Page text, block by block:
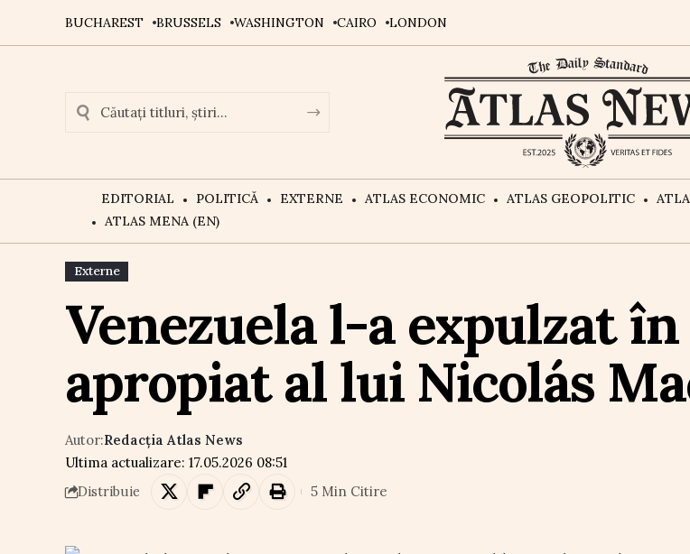
BUCHAREST BRUSSELS WASHINGTON CAIRO LONDON
EDITORIAL POLITICĂ EXTERNE ATLAS ECONOMIC ATLAS GEOPOLITIC
ATLAS MENA (EN)
Externe
Venezuela l-a expulzat în
apropiat al lui Nicolás
Ultima actualizare: 17.05.2026 08:51
Autor:Redacția Atlas News
Distribuie 5 Min Citire